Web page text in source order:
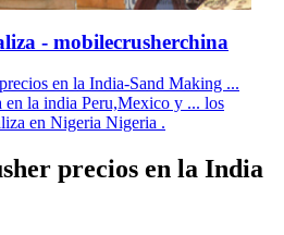
- mobilecrusherchina
en la India-Sand Making ...
en la india Peru,Mexico y ... los
en Nigeria Nigeria .
precios en la India